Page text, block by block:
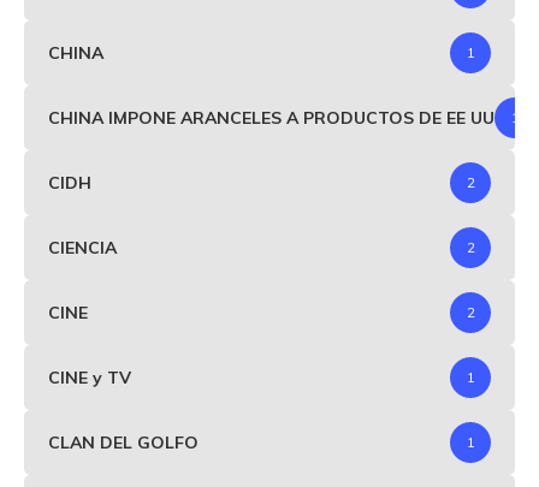
CHINA 1
CHINA IMPONE ARANCELES A PRODUCTOS DE EE UU 1
CIDH 2
CIENCIA 2
CINE 2
CINE y TV 1
CLAN DEL GOLFO 1